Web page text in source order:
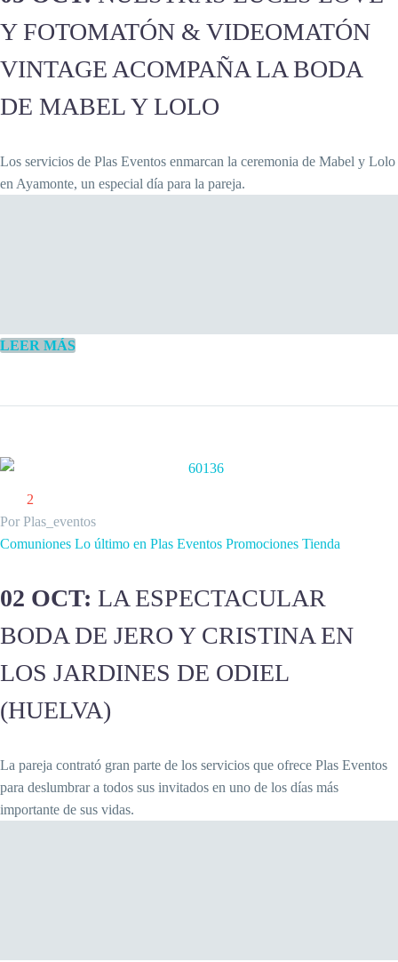
Y FOTOMATÓN & VIDEOMATÓN
VINTAGE ACOMPAÑA LA BODA
DE MABEL Y LOLO
Los servicios de Plas Eventos enmarcan la ceremonia de Mabel y Lolo
en Ayamonte, un especial día para la pareja.
LEER MÁS
2
Por Plas_eventos
Comuniones Lo último en Plas Eventos Promociones Tienda
02 OCT: LA ESPECTACULAR
BODA DE JERO Y CRISTINA EN
LOS JARDINES DE ODIEL
(HUELVA)
La pareja contrató gran parte de los servicios que ofrece Plas Eventos
para deslumbrar a todos sus invitados en uno de los días más
importante de sus vidas.